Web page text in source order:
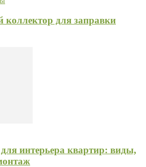
коллектор для заправки
интерьера квартир: виды,